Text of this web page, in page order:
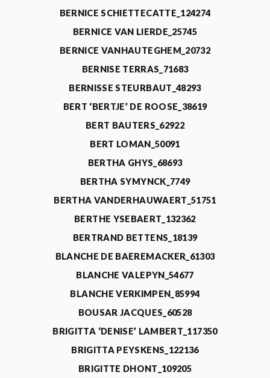
BERNICE SCHIETTECATTE_124274
BERNICE VAN LIERDE_25745
BERNICE VANHAUTEGHEM_20732
BERNISE TERRAS_71683
BERNISSE STEURBAUT_48293
BERT ‘BERTJE’ DE ROOSE_38619
BERT BAUTERS_62922
BERT LOMAN_50091
BERTHA GHYS_68693
BERTHA SYMYNCK_7749
BERTHA VANDERHAUWAERT_51751
BERTHE YSEBAERT_132362
BERTRAND BETTENS_18139
BLANCHE DE BAEREMACKER_61303
BLANCHE VALEPYN_54677
BLANCHE VERKIMPEN_85994
BOUSAR JACQUES_60528
BRIGITTA ‘DENISE’ LAMBERT_117350
BRIGITTA PEYSKENS_122136
BRIGITTE DHONT_109205